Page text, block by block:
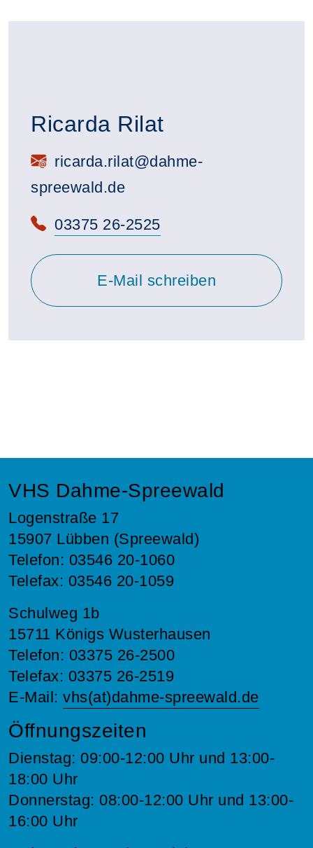
Ricarda Rilat
E-Mail:ricarda.rilat@dahme-
spreewald.de
Telefon:
03375 26-2525
E-Mail schreiben
VHS Dahme-Spreewald
Logenstraße 17
15907 Lübben (Spreewald)
Telefon: 03546 20-1060
Telefax: 03546 20-1059
Schulweg 1b
15711 Königs Wusterhausen
Telefon: 03375 26-2500
Telefax: 03375 26-2519
E-Mail: vhs(at)dahme-spreewald.de
Öffnungszeiten
Dienstag: 09:00-12:00 Uhr und 13:00-
18:00 Uhr
Donnerstag: 08:00-12:00 Uhr und 13:00-
16:00 Uhr